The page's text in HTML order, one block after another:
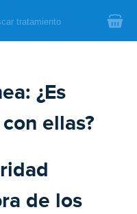
¿Es
ellas?
de los